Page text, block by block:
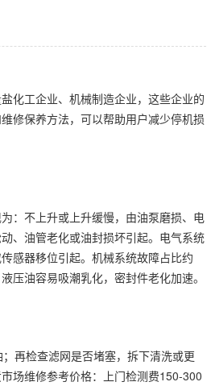
化工企业、机械制造企业，这些企业的
修保养方法，可以帮助用户减少停机损
：不上升或上升缓慢，由油泵磨损、电
、油管老化或油封损坏引起。电气系统
感器移位引起。机械系统故障占比约
压油容易吸潮乳化，密封件老化加速。
再检查滤网是否堵塞，拆下清洗或更
场维修参考价格：上门检测费150-300